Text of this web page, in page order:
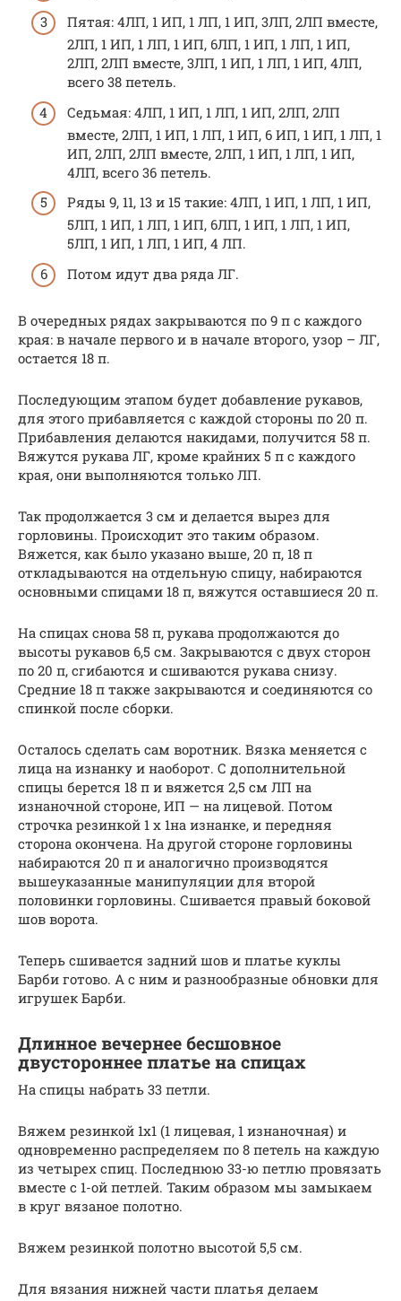
Пятая: 4ЛП, 1 ИП, 1 ЛП, 1 ИП, 3ЛП, 2ЛП вместе,
2ЛП, 1 ИП, 1 ЛП, 1 ИП, 6ЛП, 1 ИП, 1 ЛП, 1 ИП,
2ЛП, 2ЛП вместе, 3ЛП, 1 ИП, 1 ЛП, 1 ИП, 4ЛП,
всего 38 петель.
Седьмая: 4ЛП, 1 ИП, 1 ЛП, 1 ИП, 2ЛП, 2ЛП
вместе, 2ЛП, 1 ИП, 1 ЛП, 1 ИП, 6 ИП, 1 ИП, 1 ЛП, 1
ИП, 2ЛП, 2ЛП вместе, 2ЛП, 1 ИП, 1 ЛП, 1 ИП,
4ЛП, всего 36 петель.
Ряды 9, 11, 13 и 15 такие: 4ЛП, 1 ИП, 1 ЛП, 1 ИП,
5ЛП, 1 ИП, 1 ЛП, 1 ИП, 6ЛП, 1 ИП, 1 ЛП, 1 ИП,
5ЛП, 1 ИП, 1 ЛП, 1 ИП, 4 ЛП.
Потом идут два ряда ЛГ.
В очередных рядах закрываются по 9 п с каждого
края: в начале первого и в начале второго, узор – ЛГ,
остается 18 п.
Последующим этапом будет добавление рукавов,
для этого прибавляется с каждой стороны по 20 п.
Прибавления делаются накидами, получится 58 п.
Вяжутся рукава ЛГ, кроме крайних 5 п с каждого
края, они выполняются только ЛП.
Так продолжается 3 см и делается вырез для
горловины. Происходит это таким образом.
Вяжется, как было указано выше, 20 п, 18 п
откладываются на отдельную спицу, набираются
основными спицами 18 п, вяжутся оставшиеся 20 п.
На спицах снова 58 п, рукава продолжаются до
высоты рукавов 6,5 см. Закрываются с двух сторон
по 20 п, сгибаются и сшиваются рукава снизу.
Средние 18 п также закрываются и соединяются со
спинкой после сборки.
Осталось сделать сам воротник. Вязка меняется с
лица на изнанку и наоборот. С дополнительной
спицы берется 18 п и вяжется 2,5 см ЛП на
изнаночной стороне, ИП — на лицевой. Потом
строчка резинкой 1 х 1на изнанке, и передняя
сторона окончена. На другой стороне горловины
набираются 20 п и аналогично производятся
вышеуказанные манипуляции для второй
половинки горловины. Сшивается правый боковой
шов ворота.
Теперь сшивается задний шов и платье куклы
Барби готово. А с ним и разнообразные обновки для
игрушек Барби.
Длинное вечернее бесшовное
двустороннее платье на спицах
На спицы набрать 33 петли.
Вяжем резинкой 1х1 (1 лицевая, 1 изнаночная) и
одновременно распределяем по 8 петель на каждую
из четырех спиц. Последнюю 33-ю петлю провязать
вместе с 1-ой петлей. Таким образом мы замыкаем
в круг вязаное полотно.
Вяжем резинкой полотно высотой 5,5 см.
Для вязания нижней части платья делаем